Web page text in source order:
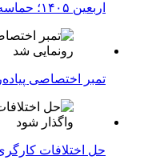
اربعین ۱۴۰۵؛ حماسه‌ای دیگر با سوگ رهبر شهید
تمبر اختصاصی
حل اختلافات